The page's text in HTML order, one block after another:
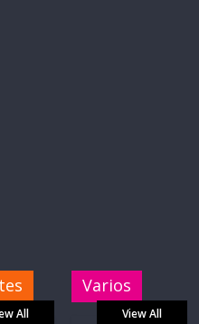
All
Varios
View All